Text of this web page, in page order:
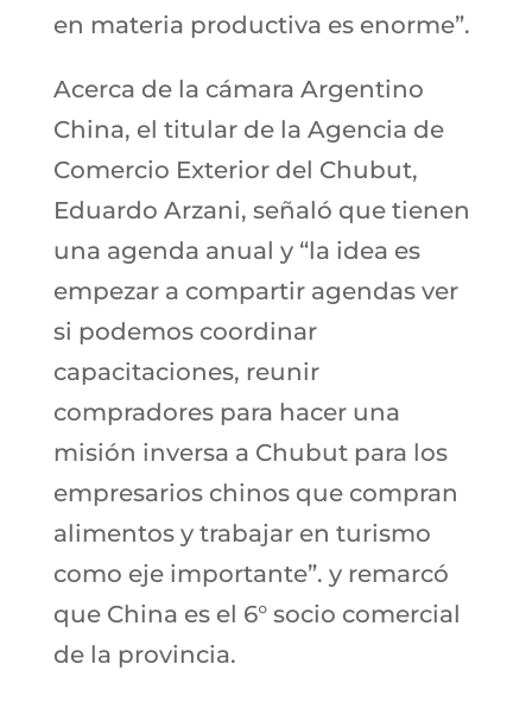
en materia productiva es enorme”.
Acerca de la cámara Argentino
China, el titular de la Agencia de
Comercio Exterior del Chubut,
Eduardo Arzani, señaló que tienen
una agenda anual y “la idea es
empezar a compartir agendas ver
si podemos coordinar
capacitaciones, reunir
compradores para hacer una
misión inversa a Chubut para los
empresarios chinos que compran
alimentos y trabajar en turismo
como eje importante”. y remarcó
que China es el 6° socio comercial
de la provincia.